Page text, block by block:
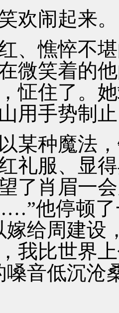
闹起来。
憔悴不堪
微笑着的
怔住了。
用手势制
种魔法，
礼服、显
了肖眉一
他停顿了
嫁给周建设
我比世界
音低沉沧